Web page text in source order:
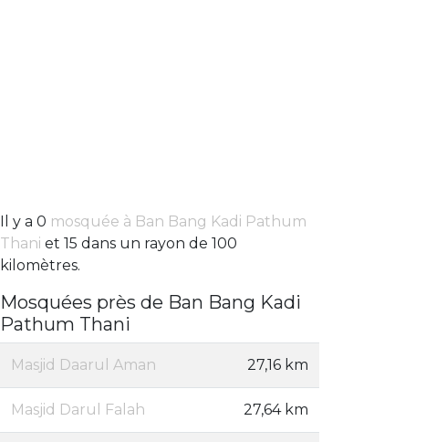
Il y a 0 mosquée à Ban Bang Kadi Pathum
Thani et 15 dans un rayon de 100
kilomètres.
Mosquées près de Ban Bang Kadi
Pathum Thani
Masjid Daarul Aman 27,16 km
Masjid Darul Falah 27,64 km